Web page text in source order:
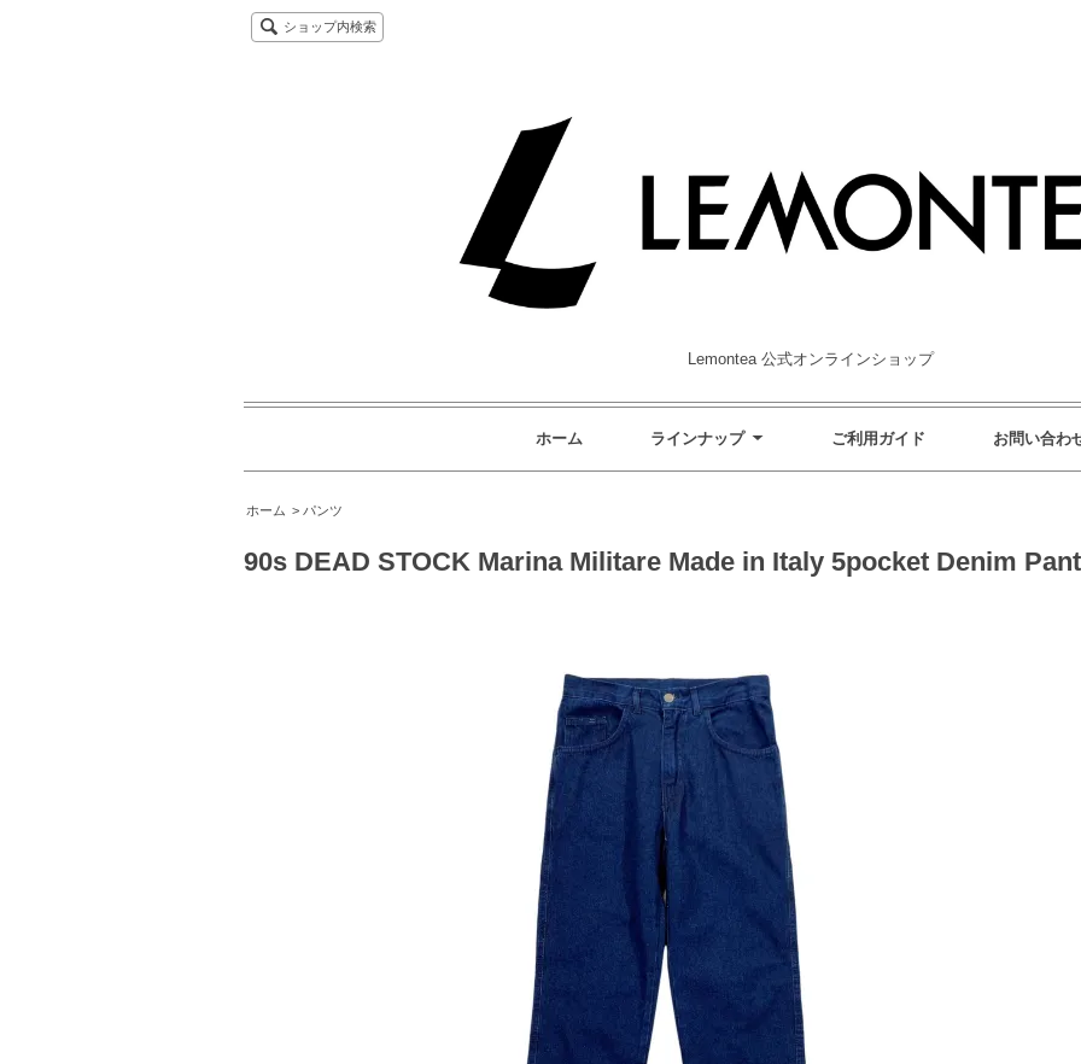
ショップ内検索
Lemontea 公式オンラインショップ
ホーム ラインナップ ご利用ガイド お問い合わ
ホーム パンツ
90s DEAD STOCK Marina Militare Made in Italy 5pocket Denim